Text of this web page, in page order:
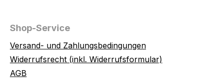
Shop-Service
Versand- und Zahlungsbedingungen
Widerrufsrecht (inkl. Widerrufsformular)
AGB